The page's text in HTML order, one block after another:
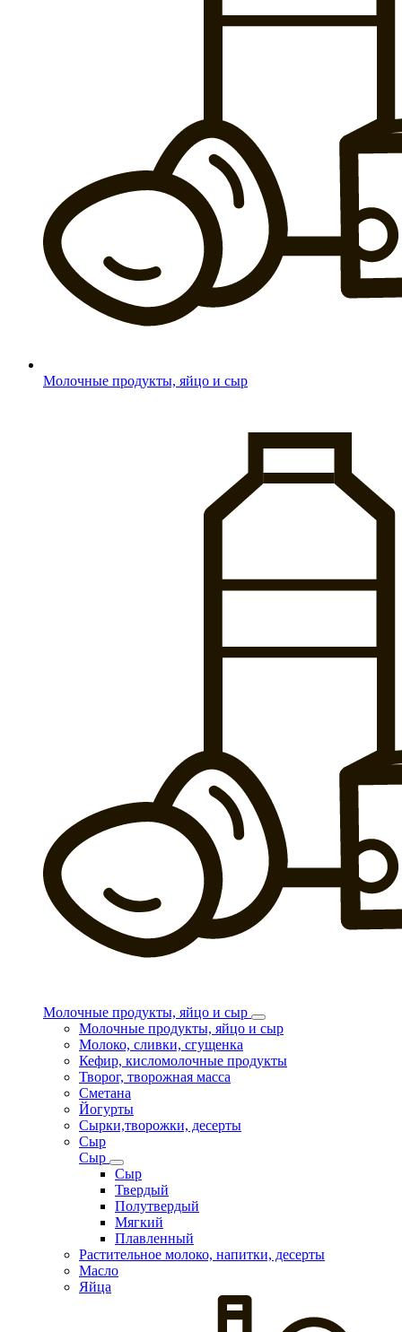
Молочные продукты, яйцо и сыр
Молочные продукты, яйцо и сыр
Молочные продукты, яйцо и сыр
Молоко, сливки, сгущенка
Кефир, кисломолочные продукты
Творог, творожная масса
Сметана
Йогурты
Сырки,творожки, десерты
Сыр
Сыр
Сыр
Твердый
Полутвердый
Мягкий
Плавленный
Растительное молоко, напитки, десерты
Масло
Яйца